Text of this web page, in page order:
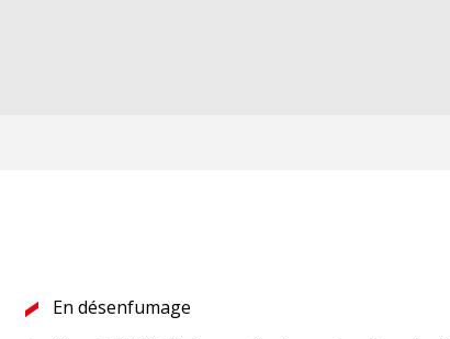
En désenfumage